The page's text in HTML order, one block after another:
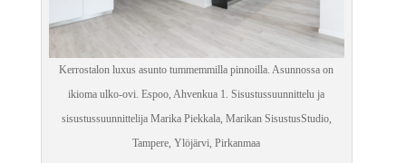
Kerrostalon luxus asunto tummemmilla pinnoilla. Asunnossa on
ikioma ulko-ovi. Espoo, Ahvenkua 1. Sisustussuunnittelu ja
sisustussuunnittelija Marika Piekkala, Marikan SisustusStudio,
Tampere, Ylöjärvi, Pirkanmaa